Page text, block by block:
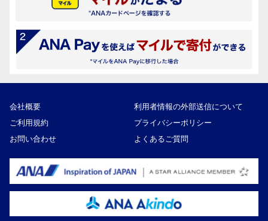
会社概要
利用者情報の外部送信について
ご利用規約
プライバシーポリシー
お問い合わせ
よくあるご質問